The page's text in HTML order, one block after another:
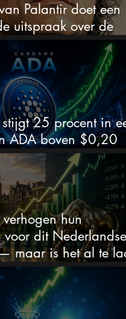
Palantir doet een
uitspraak over de
25 procent in
ADA boven $0,20
hun
voor dit Nederlandse
maar is het al te laat